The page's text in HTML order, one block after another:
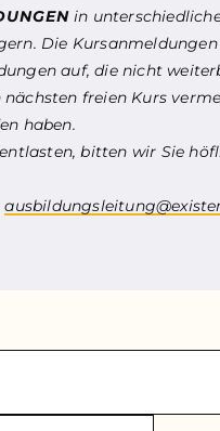
in
Die
auf, die nicht
freien Kurs
haben.
bitten wir Sie